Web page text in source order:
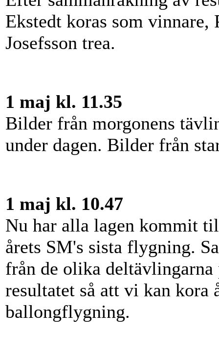
Ekstedt koras som vinnare,
Josefsson trea.
1 maj kl. 11.35
Bilder från morgonens
under dagen. Bilder från
1 maj kl. 10.47
Nu har alla lagen kommit
årets SM's sista flygning.
från de olika deltävlingarna
resultatet så att vi kan kora
ballongflygning.